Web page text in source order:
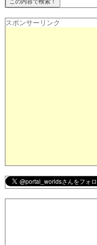
スポンサーリンク